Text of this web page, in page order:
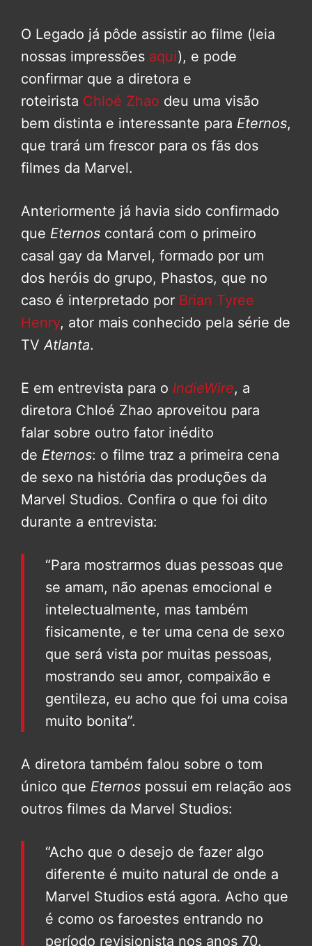
O Legado já pôde assistir ao filme (leia
nossas impressões aqui), e pode
confirmar que a diretora e
roteirista Chloé Zhao deu uma visão
bem distinta e interessante para Eternos,
que trará um frescor para os fãs dos
filmes da Marvel.
Anteriormente já havia sido confirmado
que Eternos contará com o primeiro
casal gay da Marvel, formado por um
dos heróis do grupo, Phastos, que no
caso é interpretado por Brian Tyree
Henry, ator mais conhecido pela série de
TV Atlanta.
E em entrevista para o IndieWire, a
diretora Chloé Zhao aproveitou para
falar sobre outro fator inédito
de Eternos: o filme traz a primeira cena
de sexo na história das produções da
Marvel Studios. Confira o que foi dito
durante a entrevista:
“Para mostrarmos duas pessoas que
se amam, não apenas emocional e
intelectualmente, mas também
fisicamente, e ter uma cena de sexo
que será vista por muitas pessoas,
mostrando seu amor, compaixão e
gentileza, eu acho que foi uma coisa
muito bonita”.
A diretora também falou sobre o tom
único que Eternos possui em relação aos
outros filmes da Marvel Studios:
“Acho que o desejo de fazer algo
diferente é muito natural de onde a
Marvel Studios está agora. Acho que
é como os faroestes entrando no
período revisionista nos anos 70.